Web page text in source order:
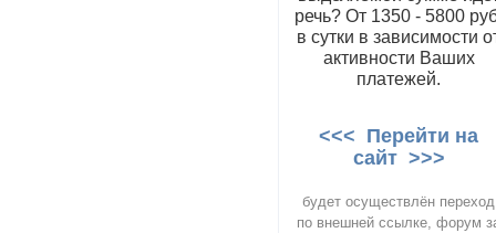
речь? От 1350 - 5800
в сутки в зависимости
активности Ваших
платежей.
<<< Перейти на
сайт >>>
будет осуществлён переход
по внешней ссылке, форум